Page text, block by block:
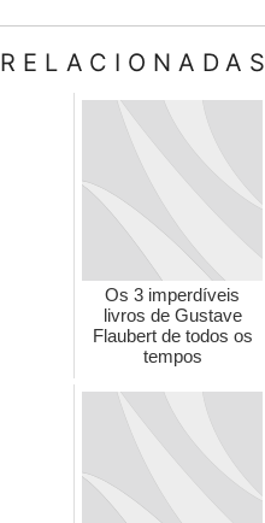
RELACIONADAS
Os 3 imperdíveis
livros de Gustave
Flaubert de todos os
tempos